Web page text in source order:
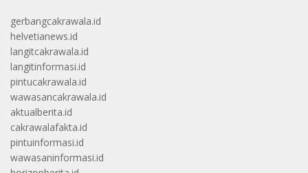
gerbangcakrawala.id
helvetianews.id
langitcakrawala.id
langitinformasi.id
pintucakrawala.id
wawasancakrawala.id
aktualberita.id
cakrawalafakta.id
pintuinformasi.id
wawasaninformasi.id